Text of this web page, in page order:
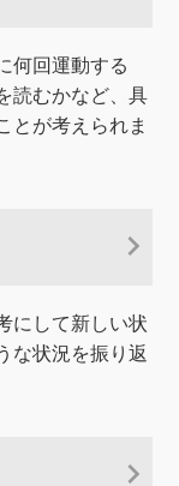
何回運動する
読むかなど、具
とが考えられま
にして新しい状
な状況を振り返